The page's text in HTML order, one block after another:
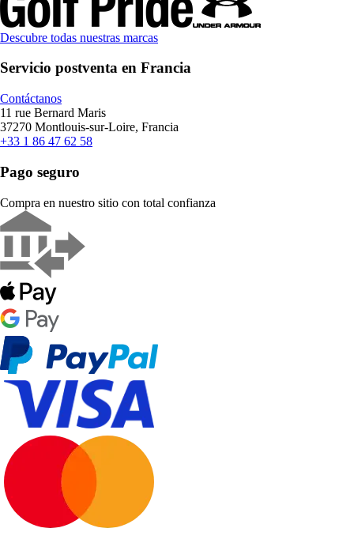
Descubre todas nuestras marcas
Servicio postventa en Francia
Contáctanos
11 rue Bernard Maris
37270 Montlouis-sur-Loire, Francia
+33 1 86 47 62 58
Pago seguro
Compra en nuestro sitio con total confianza